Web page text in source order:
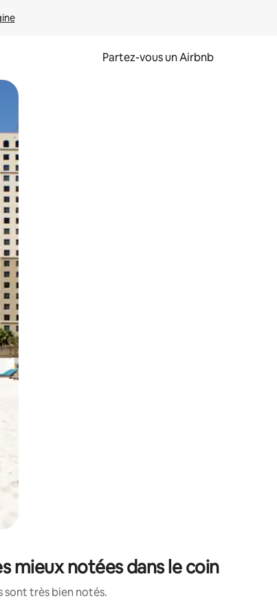
Partez-vous un Airbnb
faisant glisser.
mieux notées dans le coin
sont très bien notés.